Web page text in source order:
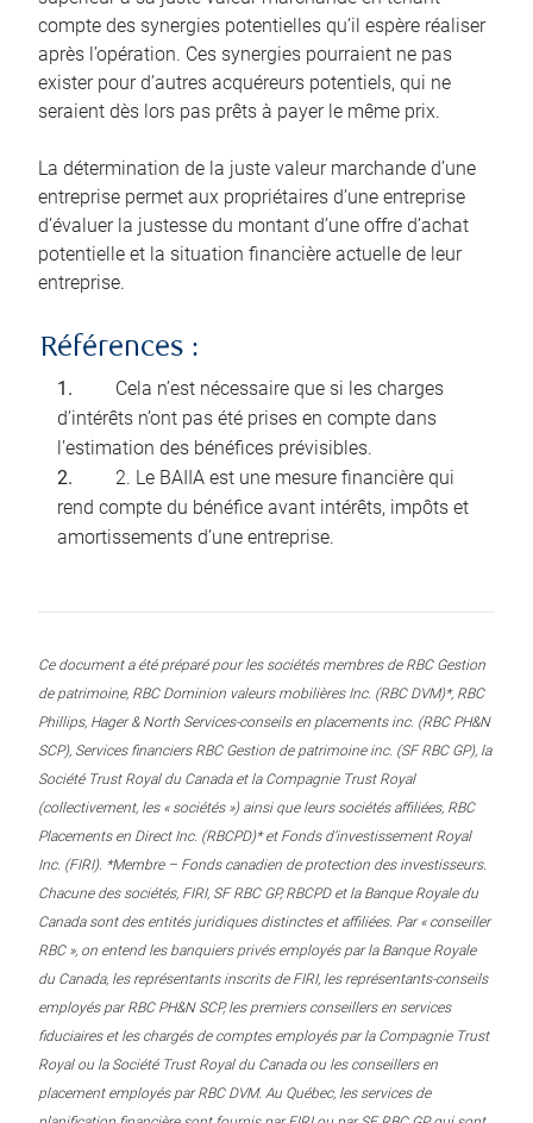
compte des synergies potentielles qu’il espère réaliser
après l’opération. Ces synergies pourraient ne pas
exister pour d’autres acquéreurs potentiels, qui ne
seraient dès lors pas prêts à payer le même prix.
La détermination de la juste valeur marchande d’une
entreprise permet aux propriétaires d’une entreprise
d’évaluer la justesse du montant d’une offre d’achat
potentielle et la situation financière actuelle de leur
entreprise.
Références :
Cela n’est nécessaire que si les charges
d’intérêts n’ont pas été prises en compte dans
l’estimation des bénéfices prévisibles.
2. Le BAIIA est une mesure financière qui
rend compte du bénéfice avant intérêts, impôts et
amortissements d’une entreprise.
Ce document a été préparé pour les sociétés membres de RBC Gestion
de patrimoine, RBC Dominion valeurs mobilières Inc. (RBC DVM)*, RBC
Phillips, Hager & North Services-conseils en placements inc. (RBC PH&N
SCP), Services financiers RBC Gestion de patrimoine inc. (SF RBC GP), la
Société Trust Royal du Canada et la Compagnie Trust Royal
(collectivement, les « sociétés ») ainsi que leurs sociétés affiliées, RBC
Placements en Direct Inc. (RBCPD)* et Fonds d’investissement Royal
Inc. (FIRI). *Membre – Fonds canadien de protection des investisseurs.
Chacune des sociétés, FIRI, SF RBC GP, RBCPD et la Banque Royale du
Canada sont des entités juridiques distinctes et affiliées. Par « conseiller
RBC », on entend les banquiers privés employés par la Banque Royale
du Canada, les représentants inscrits de FIRI, les représentants-conseils
employés par RBC PH&N SCP, les premiers conseillers en services
fiduciaires et les chargés de comptes employés par la Compagnie Trust
Royal ou la Société Trust Royal du Canada ou les conseillers en
placement employés par RBC DVM. Au Québec, les services de